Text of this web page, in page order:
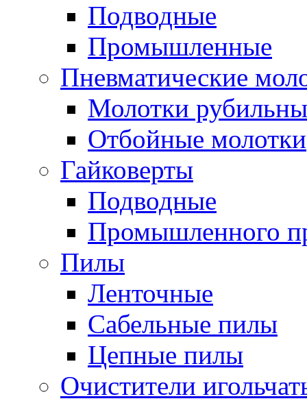
Подводные
Промышленные
Пневматические
Молотки
Отбойные молотки
Гайковерты
Подводные
Промышленного
Пилы
Ленточные
Сабельные пилы
Цепные пилы
Очистители